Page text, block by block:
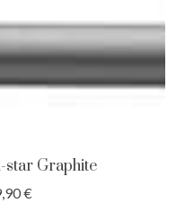
star Graphite
€